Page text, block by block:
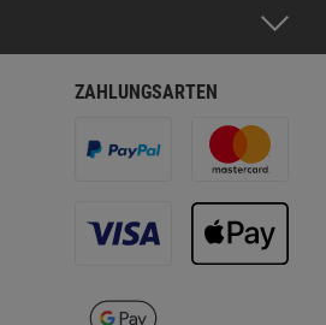
ZAHLUNGSARTEN